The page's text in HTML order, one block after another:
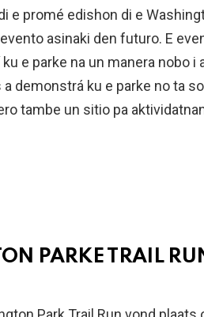
e promé edishon di e
asinaki den futuro. E
e parke na un manera nobo i
demonstrá ku e parke no ta
tambe un sitio pa
PARKE TRAIL